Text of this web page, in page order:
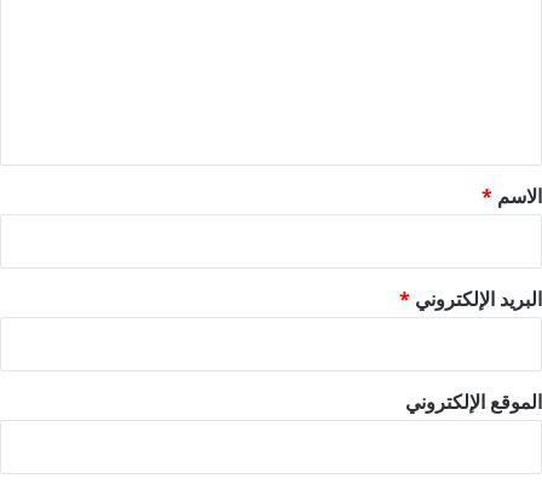
*
الاسم *
البريد الإلكتروني *
الموقع الإلكتروني